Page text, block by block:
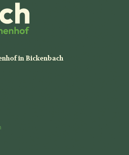
in Bickenbach